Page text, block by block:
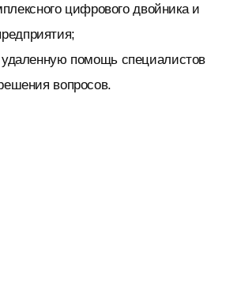
цифрового двойника и
помощь специалистов
вопросов.